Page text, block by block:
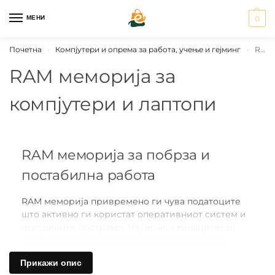
МЕНИ 0
Почетна › Компјутери и опрема за работа, учење и гејминг › RAM меморија за компјутери и лаптопи
RAM меморија за
компјутери и лаптопи
RAM меморија за побрза и
постабилна работа
RAM меморија привремено ги чува податоците
што активно ги користат оперативниот систем и
извршување повеќе задачи, но резултатите
зависат и од процесорот, складирањето и
Прикажи опис